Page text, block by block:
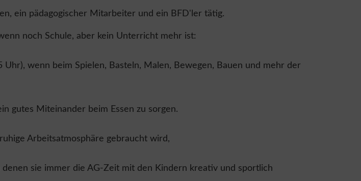
ein pädagogischer Mitarbeiter und ein BFD'ler tätig.
noch Schule, aber kein Unterricht mehr ist:
wenn beim Spielen, Basteln, Malen, Bewegen, Bauen und mehr der
gutes Miteinander beim Essen zu sorgen.
Arbeitsatmosphäre gebraucht wird,
sie immer die AG-Zeit mit den Kindern kreativ und sportlich